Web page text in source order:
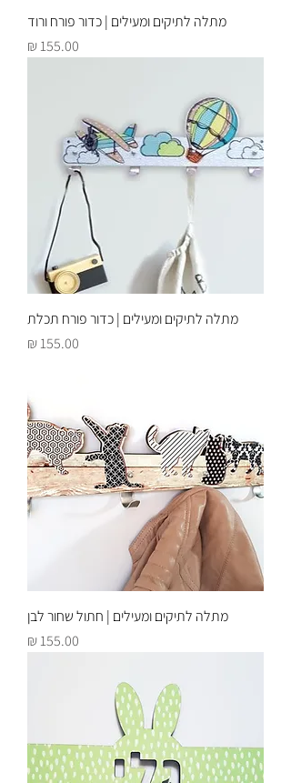
מתלה לתיקים ומעילים | כדור פורח ורוד
מחיר
מתלה לתיקים ומעילים | כדור פורח תכלת
מחיר
מתלה לתיקים ומעילים | חתול שחור לבן
מחיר